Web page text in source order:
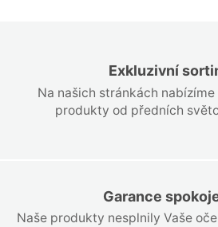
Exkluzivní
Na našich stránkách
produkty od předních
Garance
Naše produkty nesplnily Vaše